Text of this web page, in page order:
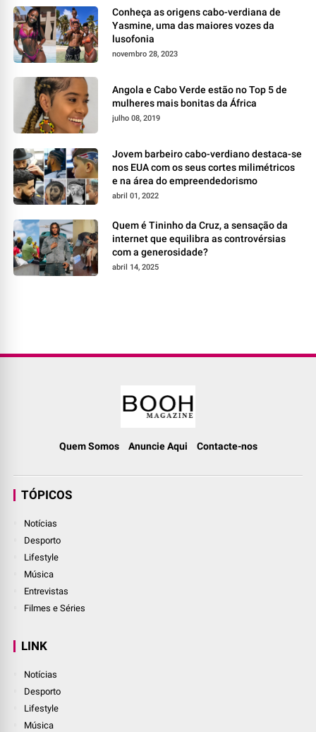
Conheça as origens cabo-verdiana de
Yasmine, uma das maiores vozes da
lusofonia
novembro 28, 2023
Angola e Cabo Verde estão no Top 5 de
mulheres mais bonitas da África
julho 08, 2019
Jovem barbeiro cabo-verdiano destaca-se
nos EUA com os seus cortes milimétricos
e na área do empreendedorismo
abril 01, 2022
Quem é Tininho da Cruz, a sensação da
internet que equilibra as controvérsias
com a generosidade?
abril 14, 2025
Quem Somos Anuncie Aqui Contacte-nos
TÓPICOS
Notícias
Desporto
Lifestyle
Música
Entrevistas
Filmes e Séries
LINK
Notícias
Desporto
Lifestyle
Música